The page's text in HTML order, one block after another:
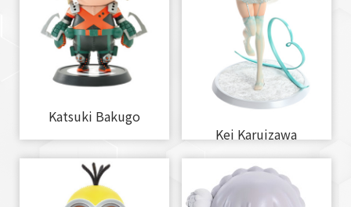
Katsuki Bakugo
Kei Karuizawa